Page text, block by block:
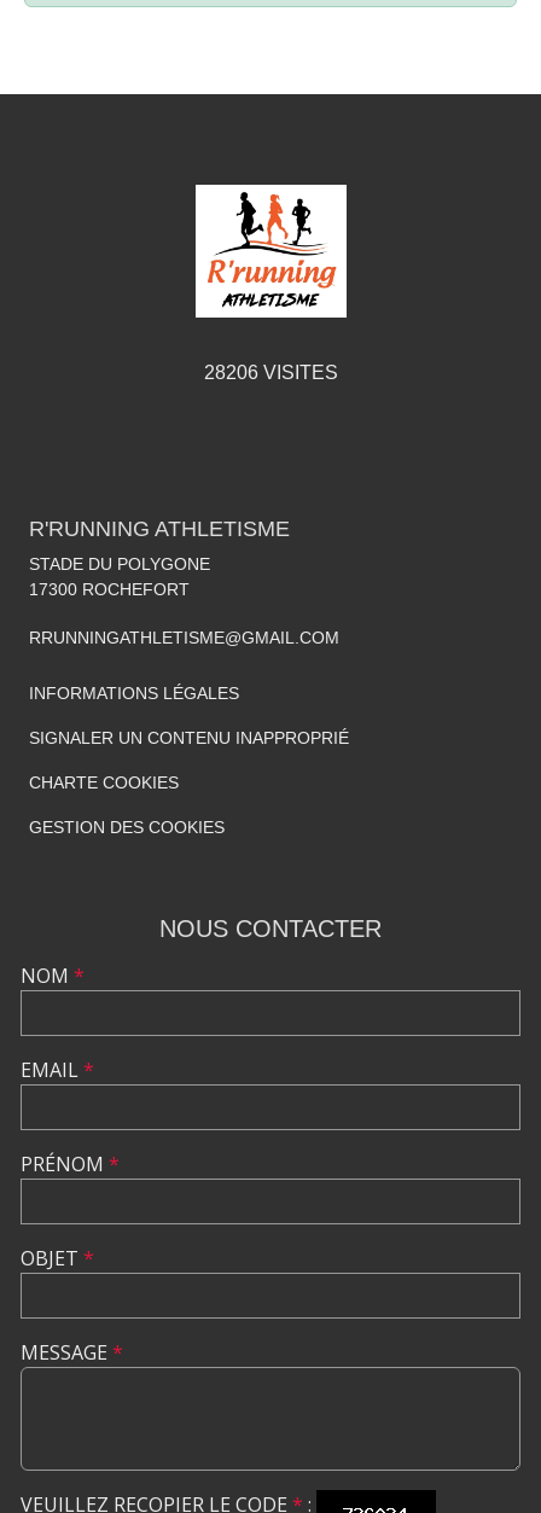
28206VISITES
R'RUNNING ATHLETISME
STADE DU POLYGONE
17300 ROCHEFORT
RRUNNINGATHLETISME@GMAIL.COM
INFORMATIONS LÉGALES
SIGNALER UN CONTENU INAPPROPRIÉ
CHARTE COOKIES
GESTION DES COOKIES
NOUS CONTACTER
NOM *
EMAIL*
PRÉNOM *
OBJET *
MESSAGE *
VEUILLEZ RECOPIER LE CODE * :